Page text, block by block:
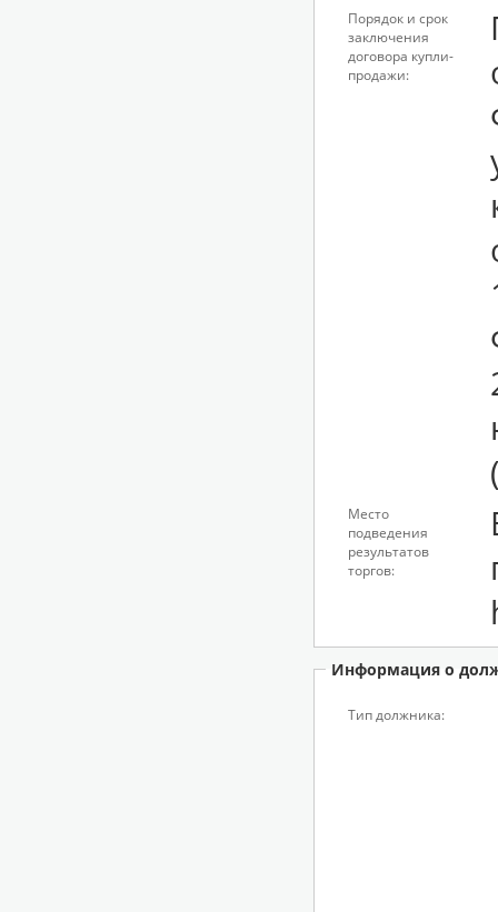
Порядок и срок
заключения
договора купли-
продажи:
Место
подведения
результатов
торгов:
Информация о
Тип должника: